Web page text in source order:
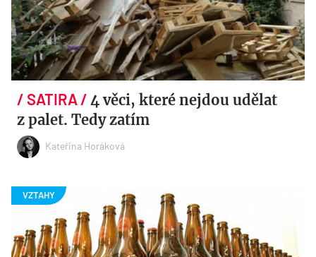
4 věci, které nejdou udělat
z palet. Tedy zatím
Kateřina Horáková